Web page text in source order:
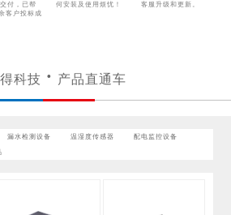
付，已帮
客户投标成
何安装及使用烦忧！
客服升级和更新。
科技 产品直通车
漏水检测设备 温湿度传感器 配电监控设备